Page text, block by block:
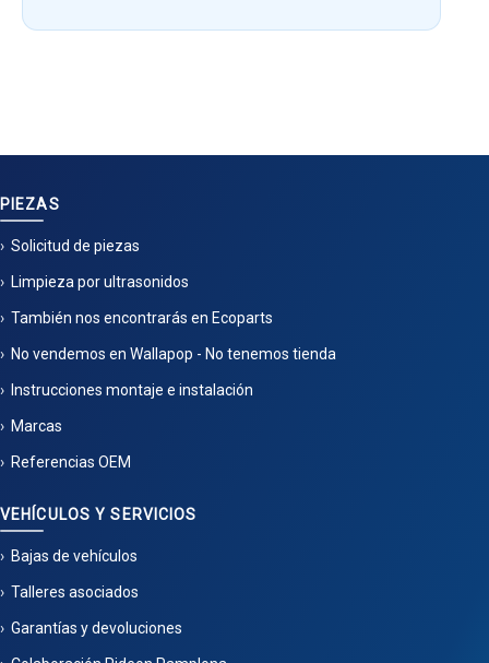
PIEZAS
Solicitud de piezas
Limpieza por ultrasonidos
También nos encontrarás en Ecoparts
No vendemos en Wallapop - No tenemos tienda
Instrucciones montaje e instalación
Marcas
Referencias OEM
VEHÍCULOS Y SERVICIOS
Bajas de vehículos
Talleres asociados
Garantías y devoluciones